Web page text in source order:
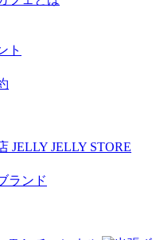
ト
JELLY JELLY STORE
ランド